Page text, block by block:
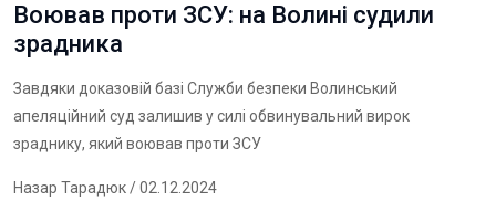
Воював проти ЗСУ: на Волині судили
зрадника
Завдяки доказовій базі Служби безпеки Волинський
апеляційний суд залишив у силі обвинувальний вирок
зраднику, який воював проти ЗСУ
Назар Тарадюк/ 02.12.2024